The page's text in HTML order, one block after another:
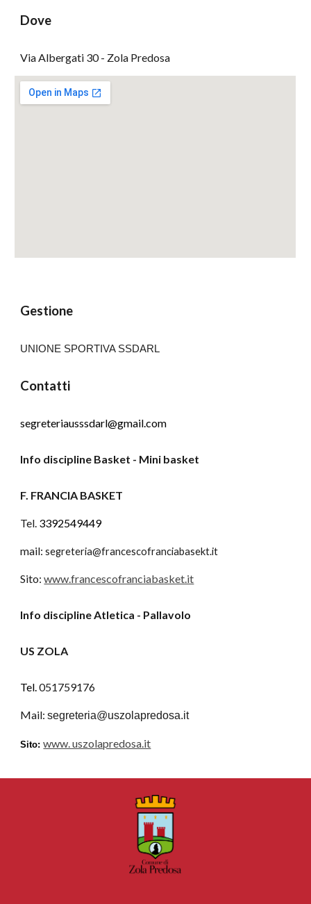
Dove
ViaAlbergati 30 - Zola Predosa
Gestione
UNIONE SPORTIVA SSDARL
Contatti
segreteriausssdarl@gmail.com
Info discipline Basket - Mini basket
F. FRANCIA BASKET
Tel. 3392549449
mail: segreteria@francescofranciabasekt.it
Sito: www.francescofranciabasket.it
Info discipline Atletica - Pallavolo
US ZOLA
Tel. 051759176
Mail: segreteria@uszolapredosa.it
Sito: www. uszolapredosa.it